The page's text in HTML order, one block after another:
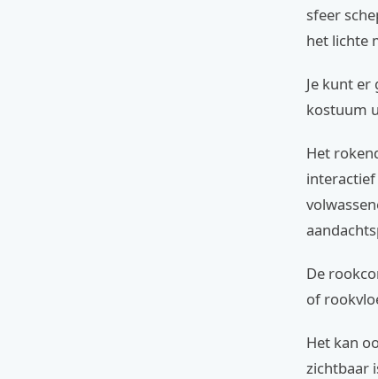
sfeer
het lichte
Je kunt
kostuum
Het
De
of
Het kan
zichtbaar